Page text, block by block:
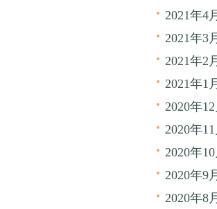
2021年4月
2021年3月
2021年2月
2021年1月
2020年12
2020年11
2020年10
2020年9月
2020年8月